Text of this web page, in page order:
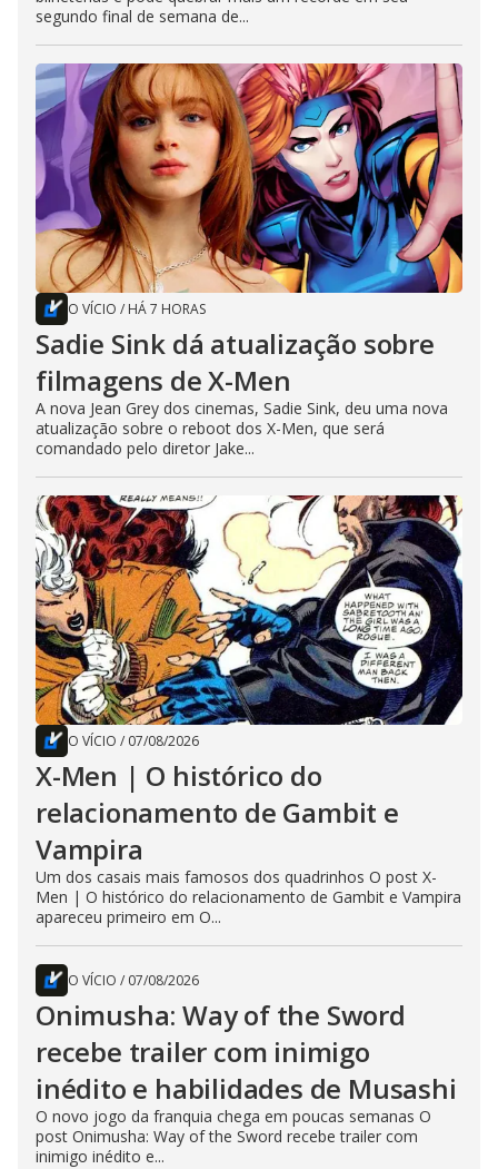
segundo final de semana de...
O VÍCIO / HÁ 7 HORAS
Sadie Sink dá atualização sobre
filmagens de X-Men
A nova Jean Grey dos cinemas, Sadie Sink, deu uma nova
atualização sobre o reboot dos X-Men, que será
comandado pelo diretor Jake...
O VÍCIO / 07/08/2026
X-Men | O histórico do
relacionamento de Gambit e
Vampira
Um dos casais mais famosos dos quadrinhos O post X-
Men | O histórico do relacionamento de Gambit e Vampira
apareceu primeiro em O...
O VÍCIO / 07/08/2026
Onimusha: Way of the Sword
recebe trailer com inimigo
inédito e habilidades de Musashi
O novo jogo da franquia chega em poucas semanas O
post Onimusha: Way of the Sword recebe trailer com
inimigo inédito e...